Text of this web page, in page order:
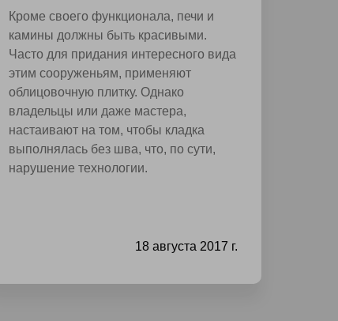
Кроме своего функционала, печи и
камины должны быть красивыми.
Часто для придания интересного вида
этим сооруженьям, применяют
облицовочную плитку. Однако
владельцы или даже мастера,
настаивают на том, чтобы кладка
выполнялась без шва, что, по сути,
нарушение технологии.
18 августа 2017 г.